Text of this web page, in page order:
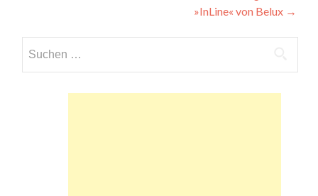
»InLine« von Belux →
nach: